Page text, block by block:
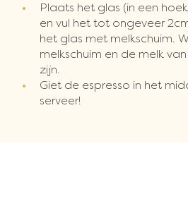
Plaats het glas (in een
en vul het tot ongeveer
het glas met melkschuim.
melkschuim en de melk
zijn.
Giet de espresso in het
serveer!